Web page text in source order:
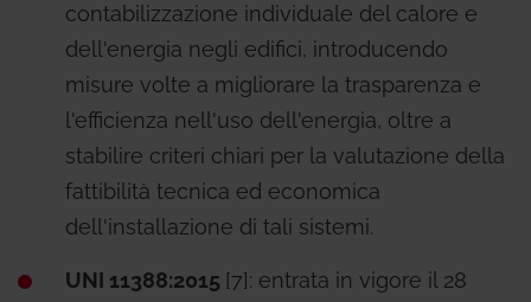
contabilizzazione individuale del calore e
dell'energia negli edifici, introducendo
misure volte a migliorare la trasparenza e
l'efficienza nell'uso dell'energia, oltre a
stabilire criteri chiari per la valutazione della
fattibilità tecnica ed economica
dell'installazione di tali sistemi.
UNI 11388:2015 [7]: entrata in vigore il 28